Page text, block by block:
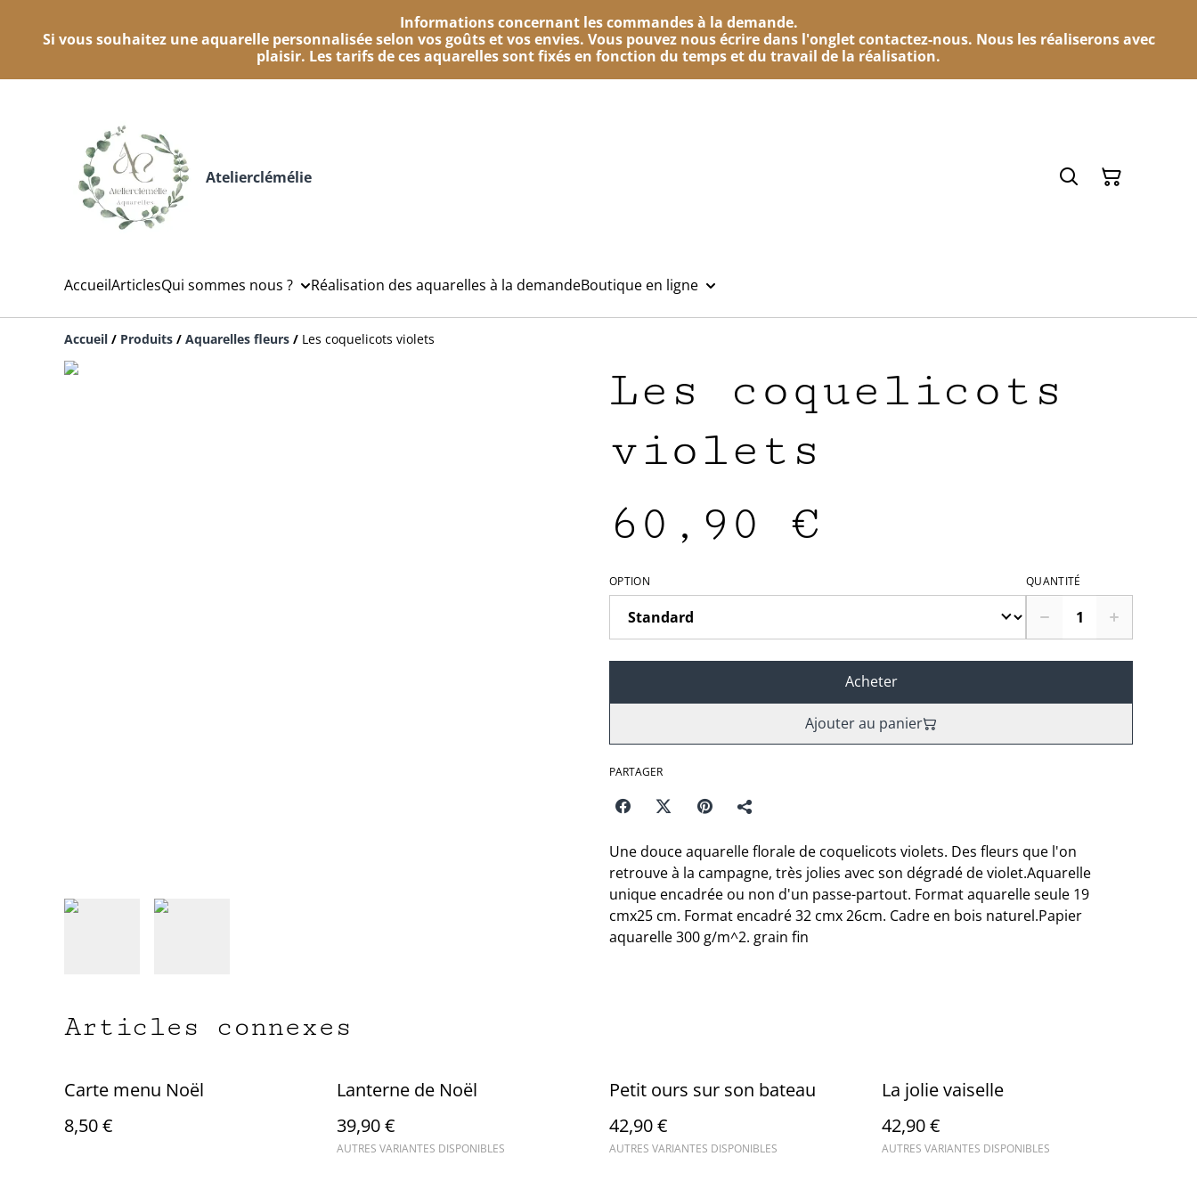
Informations concernant les commandes à la demande.
Si vous souhaitez une aquarelle personnalisée selon vos goûts et vos envies. Vous pouvez nous écrire dans l'onglet contactez-nous. Nous les réaliserons avec
plaisir. Les tarifs de ces aquarelles sont fixés en fonction du temps et du travail de la réalisation.
Atelierclémélie
AccueilArticlesQui sommes nous ? Réalisation des aquarelles à la demandeBoutique en ligne
Accueil / Produits / Aquarelles fleurs / Les coquelicots violets
Les coquelicots
violets
60,90 €
OPTION QUANTITÉ
Acheter
Ajouter au panier
PARTAGER
Une douce aquarelle florale de coquelicots violets. Des fleurs que l'on
retrouve à la campagne, très jolies avec son dégradé de violet.Aquarelle
unique encadrée ou non d'un passe-partout. Format aquarelle seule 19
cmx25 cm. Format encadré 32 cmx 26cm. Cadre en bois naturel.Papier
aquarelle 300 g/m^2. grain fin
Articles connexes
Carte menu Noël
8,50 €
Lanterne de Noël
39,90 €
AUTRES VARIANTES DISPONIBLES
Petit ours sur son bateau
42,90 €
AUTRES VARIANTES DISPONIBLES
La jolie vaiselle
42,90 €
AUTRES VARIANTES DISPONIBLES